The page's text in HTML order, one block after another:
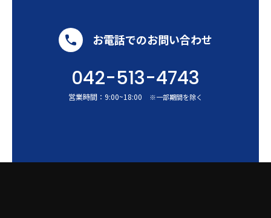
お電話でのお問い合わせ
042-513-4743
営業時間： 9:00~18:00 ※一部期間を除く